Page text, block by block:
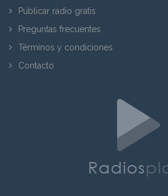
Publicar radio gratis
Preguntas frecuentes
Términos y condiciones
Contacto